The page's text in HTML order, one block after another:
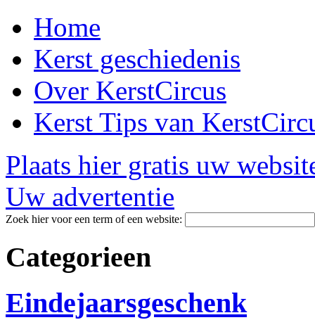
Home
Kerst geschiedenis
Over KerstCircus
Kerst Tips van
Plaats hier gratis uw
Uw advertentie
Zoek hier voor een term of een website:
Categorieen
Eindejaarsgeschenk